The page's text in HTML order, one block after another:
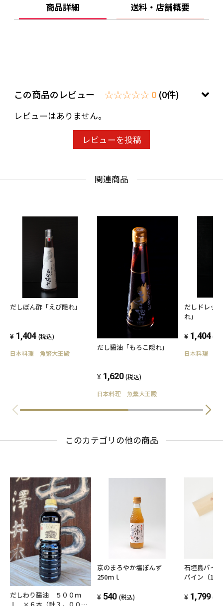
商品詳細 送料・店舗概要
この商品のレビュー ☆☆☆☆☆ 0 (0件)
レビューはありません。
レビューを投稿
関連商品
だしぽん酢「えび隠れ」
1,404 (税込)
日本料理 魚繁大王殿
だし醤油「もろこ隠れ」
1,620 (税込)
日本料理 魚繁大王殿
だしドレッ
れ」
1,404 (税
日本料理 魚
このカテゴリの他の商品
だしわり醤油 ５００ｍ
ｌ ×６本（計３，０００
京のまろやか塩ぽんず
250ｍｌ
540 (税込)
石垣島パイ
パイン（
り1,799 (税